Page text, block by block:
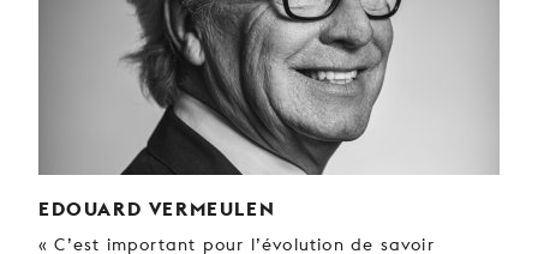
EDOUARD VERMEULEN
« C’est important pour l’évolution de savoir